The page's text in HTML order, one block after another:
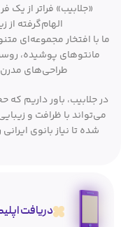
«جلابیب» فراتر از یک
الهام‌گرفته
ما با افتخار مجموعه‌ای
مانتوهای پوشیده،
طراحی‌های
در جلابیب، باور داریم که
می‌تواند با ظرافت و
شده تا نیاز بانوی
دریافت